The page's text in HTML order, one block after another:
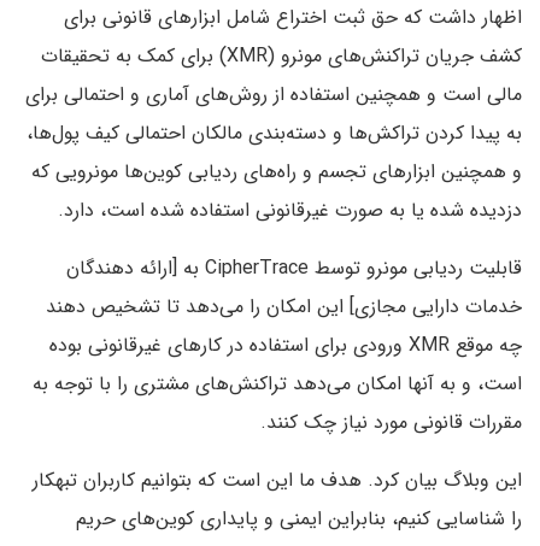
اظهار داشت که حق ثبت اختراع شامل ابزارهای قانونی برای
کشف جریان تراکنش‌های مونرو (XMR) برای کمک به تحقیقات
مالی است و همچنین استفاده از روش‌های آماری و احتمالی برای
به پیدا کردن تراکش‌ها و دسته‌بندی مالکان احتمالی کیف پول‌ها،
و همچنین ابزارهای تجسم و راه‌های ردیابی کوین‌ها مونرویی که
دزدیده شده یا به صورت غیرقانونی استفاده شده است، دارد.
قابلیت ردیابی مونرو توسط CipherTrace به [ارائه دهندگان
خدمات دارایی مجازی] این امکان را می‌دهد تا تشخیص دهند
چه موقع XMR ورودی برای استفاده در کارهای غیرقانونی بوده
است، و به آنها امکان می‌دهد تراکنش‌های مشتری را با توجه به
مقررات قانونی مورد نیاز چک کنند.
این وبلاگ بیان کرد. هدف ما این است که بتوانیم کاربران تبهکار
را شناسایی کنیم، بنابراین ایمنی و پایداری کوین‌های حریم